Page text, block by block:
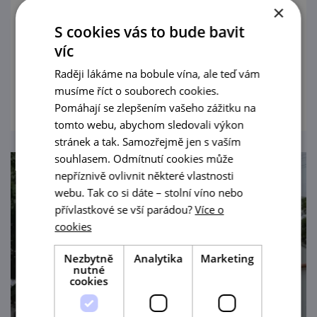
Podzemí bojanovských sklepů se otevře pro
prohlédnout
×
S cookies vás to bude bavit
víc
Raději lákáme na bobule vína, ale teď vám
musíme říct o souborech cookies.
Pomáhají se zlepšením vašeho zážitku na
tomto webu, abychom sledovali výkon
stránek a tak. Samozřejmě jen s vaším
souhlasem. Odmítnutí cookies může
nepříznivě ovlivnit některé vlastnosti
webu. Tak co si dáte – stolní víno nebo
přívlastkové se vší parádou?Více o
cookies
Nezbytně
nutné
cookies
Analytika Marketing